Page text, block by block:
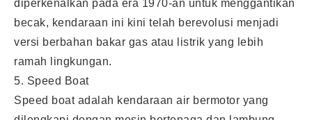
diperkenalkan pada era 1970-an untuk menggantikan
becak, kendaraan ini kini telah berevolusi menjadi
versi berbahan bakar gas atau listrik yang lebih
ramah lingkungan.
5. Speed Boat
Speed boat adalah kendaraan air bermotor yang